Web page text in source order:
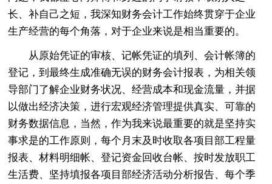
长、补自己之短，我深知财务会计工作始终贯穿于企业
生产经营的每个角落，对于企业来说是相当重要的。
从原始凭证的审核、记帐凭证的填列、会计帐簿的
登记，到最终生成准确无误的财务会计报表，为相关领
导部门了解企业财务状况、经营成本和现金流量，并据
以做出经济决策，进行宏观经济管理提供真实、可靠的
财务数据信息，当然，作为我来说最重要的就是坚持实
事求是的工作原则，每个月末及时收取各项目部工程量
报表、材料明细帐、登记资金回收台帐、按时发放职工
生活费、坚持填报各项目部经济活动分析报告、每个季